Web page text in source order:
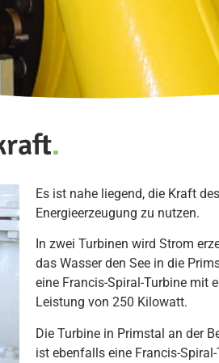
.
Es ist nahe liegend, die Kraft
Energieerzeugung zu nutzen.
In zwei Turbinen wird Strom
das Wasser den See in die
eine Francis-Spiral-Turbine mit
Leistung von 250 Kilowatt.
Die Turbine in Primstal an der
ist ebenfalls eine Francis-